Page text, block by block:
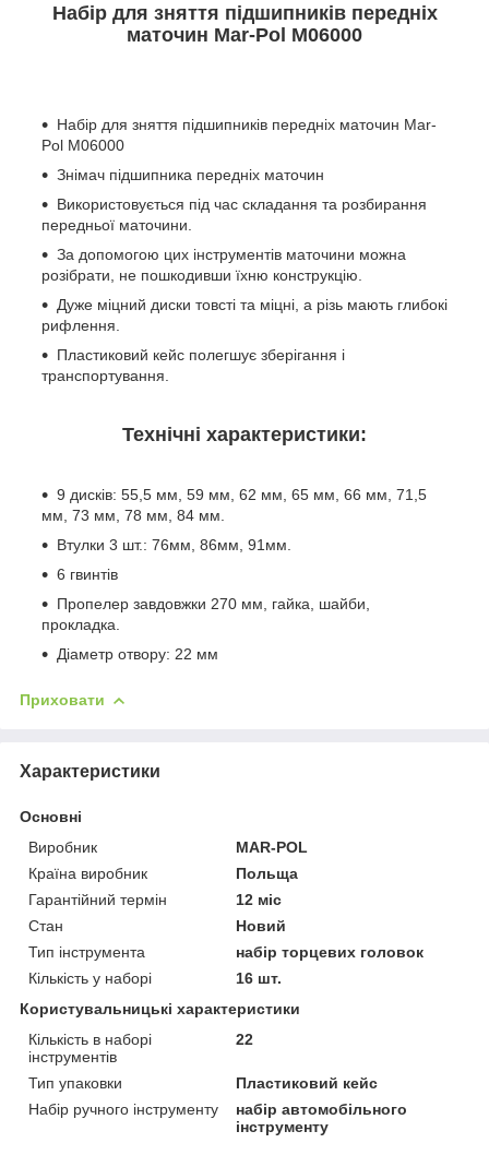
Набір для зняття підшипників передніх
маточин Mar-Pol M06000
Набір для зняття підшипників передніх маточин Mar-
Pol M06000
Знімач підшипника передніх маточин
Використовується під час складання та розбирання
передньої маточини.
За допомогою цих інструментів маточини можна
розібрати, не пошкодивши їхню конструкцію.
Дуже міцний диски товсті та міцні, а різь мають глибокі
рифлення.
Пластиковий кейс полегшує зберігання і
транспортування.
Технічні характеристики:
9 дисків: 55,5 мм, 59 мм, 62 мм, 65 мм, 66 мм, 71,5
мм, 73 мм, 78 мм, 84 мм.
Втулки 3 шт.: 76мм, 86мм, 91мм.
6 гвинтів
Пропелер завдовжки 270 мм, гайка, шайби,
прокладка.
Діаметр отвору: 22 мм
Приховати
Характеристики
Основні
Виробник
MAR-POL
Країна виробник
Польща
Гарантійний термін
12 міс
Стан
Новий
Тип інструмента
набір торцевих головок
Кількість у наборі
16 шт.
Користувальницькі характеристики
Кількість в наборі
інструментів
22
Тип упаковки
Пластиковий кейс
Набір ручного інструменту
набір автомобільного
інструменту